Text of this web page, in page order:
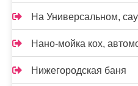
На Универсальном,
Нано-мойка кох,
Нижегородская баня